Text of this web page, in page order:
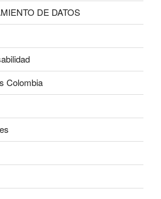
DE DATOS
Colombia